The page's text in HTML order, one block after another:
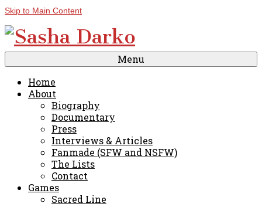
Skip to Main Content
Menu
Home
About
Biography
Documentary
Press
Interviews & Articles
Fanmade (SFW and NSFW)
The Lists
Contact
Games
Sacred Line